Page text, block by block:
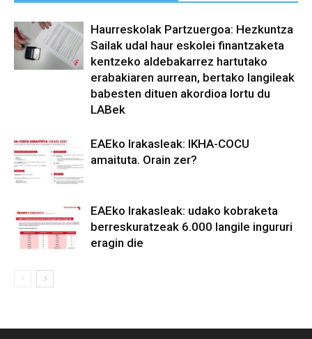
Haurreskolak Partzuergoa: Hezkuntza
Sailak udal haur eskolei finantzaketa
kentzeko aldebakarrez hartutako
erabakiaren aurrean, bertako langileak
babesten dituen akordioa lortu du
LABek
EAEko Irakasleak: IKHA-COCU
amaituta. Orain zer?
EAEko Irakasleak: udako kobraketa
berreskuratzeak 6.000 langile ingururi
eragin die